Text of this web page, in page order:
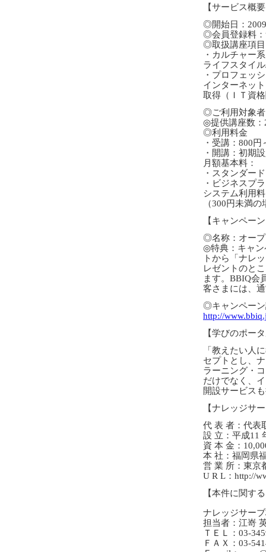
【サービス概
◎開始日：
◎会員登録料
◎取扱講座項
・カルチャー系
ライフスタ
・プロフェッ
インターネッ
取得（ＩＴ資
◎ご利用対象者
◎提供講座数：
◎利用料金
・受講：800円
・開講：初期
月額基本料：
・スタンダー
・ビジネスプ
システム利用
（300円未満
【キャンペー
◎名称：オープ
◎特典：キャン
トから「ナレ
レゼントのと
ます。BBIQ会
客さまには、
◎キャンペー
http://
【学びのポー
「教えたい人
セプトとし、
ラーニング・
だけでなく、
開設サービス
【ナレッジサ
代 表 者：代表
設 立：平成11
資 本 金：
本 社：福岡県
営 業 所：東京
U R L：http://
【本件に関す
ナレッジサー
担当者：江嵜
ＴＥＬ：03-
ＦＡＸ：03-